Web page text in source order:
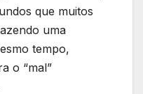
que muitos
uma
tempo,
o “mal”